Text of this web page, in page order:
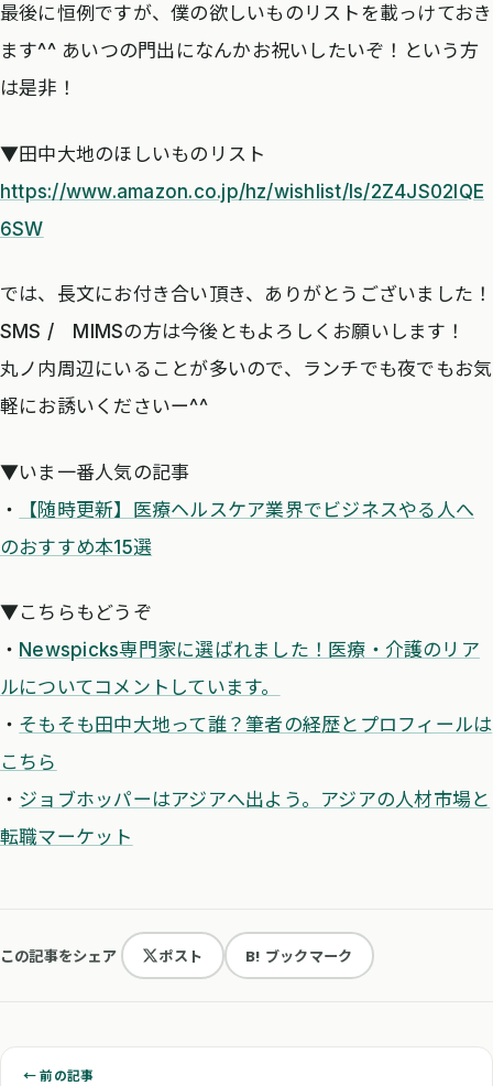
最後に恒例ですが、僕の欲しいものリストを載っけておき
ます^^ あいつの門出になんかお祝いしたいぞ！という方
は是非！
▼田中大地のほしいものリスト
https://www.amazon.co.jp/hz/wishlist/ls/2Z4JS02IQE
6SW
では、長文にお付き合い頂き、ありがとうございました！
SMS / MIMSの方は今後ともよろしくお願いします！
丸ノ内周辺にいることが多いので、ランチでも夜でもお気
軽にお誘いくださいー^^
▼いま一番人気の記事
・
【随時更新】医療ヘルスケア業界でビジネスやる人へ
のおすすめ本15選
▼こちらもどうぞ
・ Newspicks専門家に選ばれました！医療・介護のリア
ルについてコメントしています。
・ そもそも田中大地って誰？筆者の経歴とプロフィールは
こちら
・ ジョブホッパーはアジアへ出よう。アジアの人材市場と
転職マーケット
この記事をシェア ポスト B! ブックマーク
← 前の記事